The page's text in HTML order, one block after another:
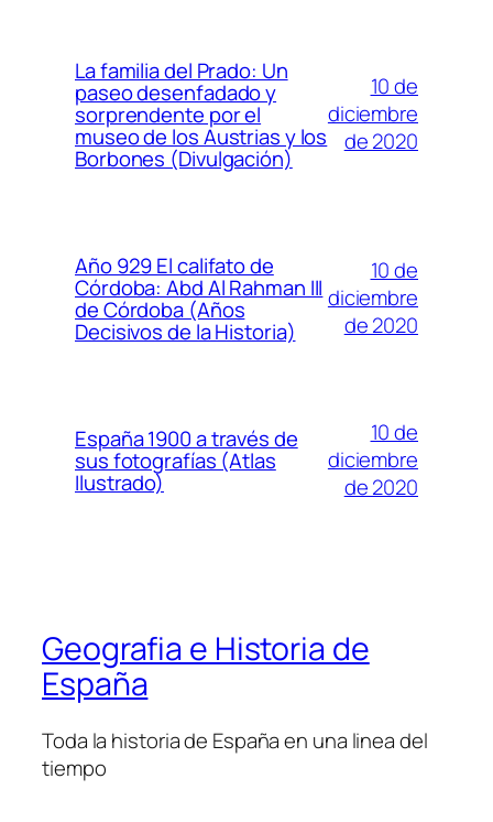
La familia del Prado: Un
paseo desenfadado y
sorprendente por el
museo de los Austrias y los
Borbones (Divulgación)
10 de
diciembre
de 2020
Año 929 El califato de
Córdoba: Abd Al Rahman III
de Córdoba (Años
Decisivos de la Historia)
10 de
diciembre
de 2020
España 1900 a través de
sus fotografías (Atlas
Ilustrado)
10 de
diciembre
de 2020
Geografia e Historia de
España
Toda la historia de España en una linea del
tiempo